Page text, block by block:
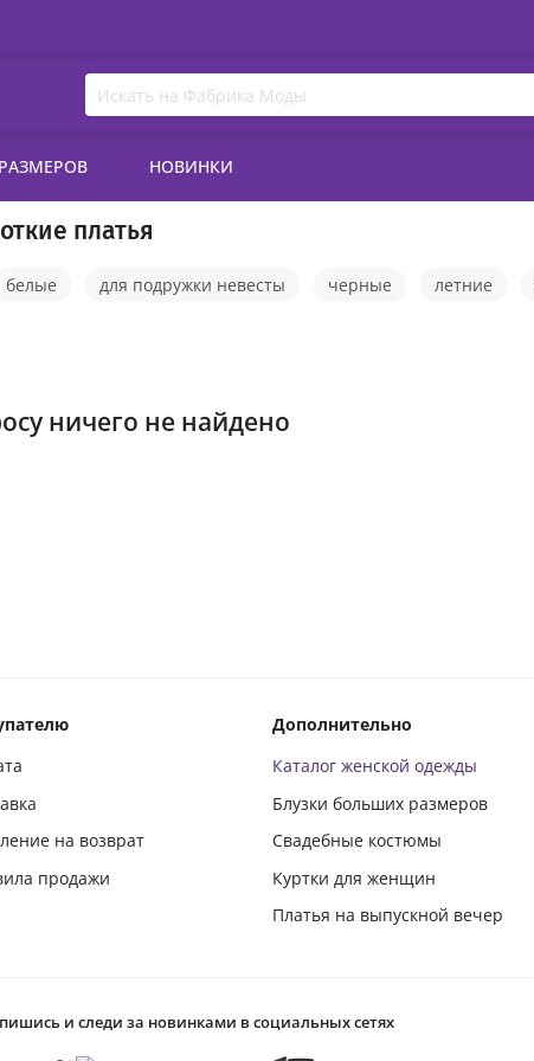
НОВИНКИ
платья
белые для подружки невесты черные летние
ничего не найдено
на возврат
продажи
Дополнительно
Каталог женской одежды
Блузки больших размеров
Свадебные костюмы
Куртки для женщин
Платья на выпускной вечер
и следи за новинками в социальных сетях